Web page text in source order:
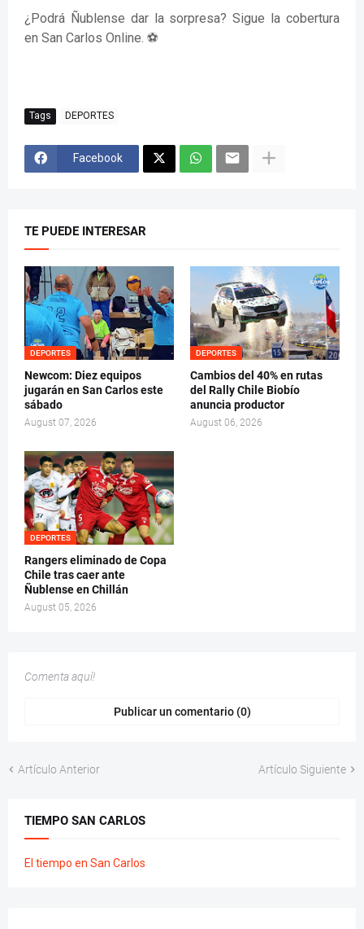
¿Podrá Ñublense dar la sorpresa? Sigue la cobertura
en San Carlos Online. ⚽
Tags DEPORTES
Facebook
TE PUEDE INTERESAR
DEPORTES
Newcom: Diez equipos
jugarán en San Carlos este
sábado
August 07, 2026
DEPORTES
Cambios del 40% en rutas
del Rally Chile Biobío
anuncia productor
August 06, 2026
DEPORTES
Rangers eliminado de Copa
Chile tras caer ante
Ñublense en Chillán
August 05, 2026
Comenta aquí!
Publicar un comentario (0)
Artículo Anterior Artículo Siguiente
TIEMPO SAN CARLOS
El tiempo en San Carlos